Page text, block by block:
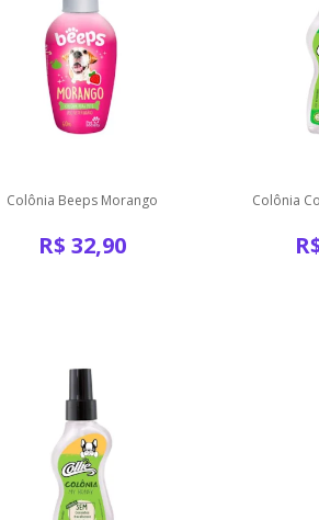
Colônia Beeps Morango
R$ 32,90
Colônia